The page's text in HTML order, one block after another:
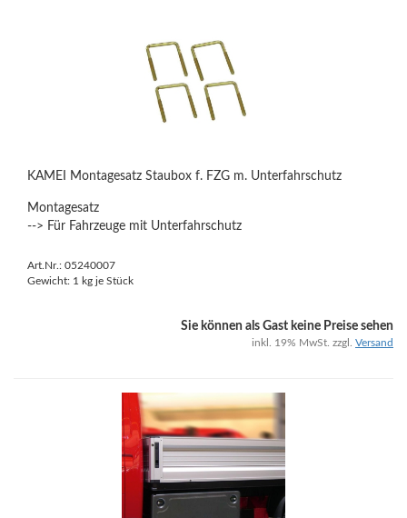
KAMEI Montagesatz Staubox f. FZG m. Unterfahrschutz
Montagesatz
--> Für Fahrzeuge mit Unterfahrschutz
Art.Nr.: 05240007
Gewicht: 1 kg je Stück
Sie können als Gast keine Preise sehen
inkl. 19% MwSt. zzgl. Versand